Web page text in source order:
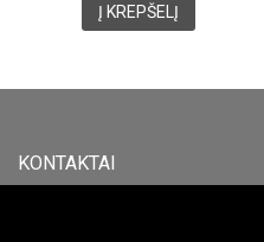
Į KREPŠELĮ
KONTAKTAI